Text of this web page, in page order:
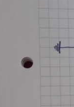
a esperar un poco... ?